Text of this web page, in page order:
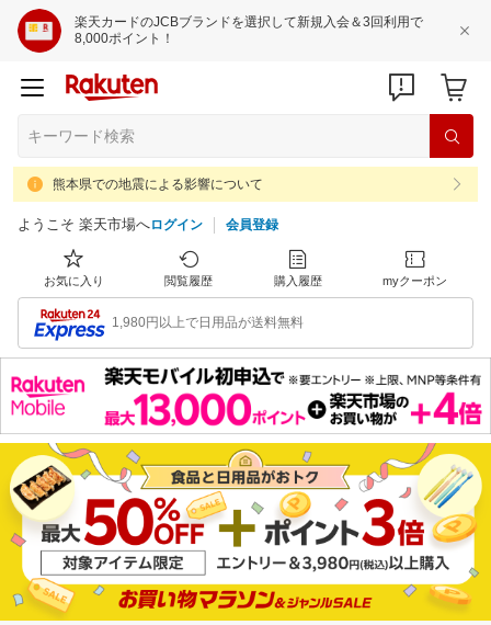
楽天カードのJCBブランドを選択して新規入会＆3回利用で
8,000ポイント！
熊本県での地震による影響について
ようこそ 楽天市場へログイン 会員登録
お気に入り 閲覧履歴 購入履歴 myクーポン
1,980円以上で日用品が送料無料